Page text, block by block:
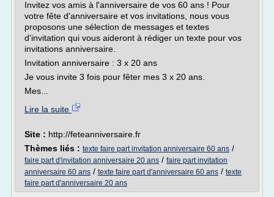
Invitez vos amis à l'anniversaire de vos 60 ans ! Pour
votre fête d'anniversaire et vos invitations, nous vous
proposons une sélection de messages et textes
d'invitation qui vous aideront à rédiger un texte pour vos
invitations anniversaire.
Invitation anniversaire : 3 x 20 ans
Je vous invite 3 fois pour fêter mes 3 x 20 ans.
Mes...
Lire la suite
Site : http://feteanniversaire.fr
Thèmes liés : texte faire part invitation anniversaire 60 ans /
faire part d'invitation anniversaire 20 ans / faire part invitation
anniversaire 60 ans / texte faire part d'anniversaire 60 ans / texte
faire part d'anniversaire 20 ans